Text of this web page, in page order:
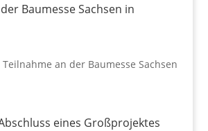
Baumesse Sachsen in
an der Baumesse Sachsen
eines Großprojektes